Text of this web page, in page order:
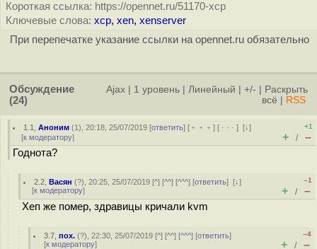
Короткая ссылка: https://opennet.ru/51170-xcp
Ключевые слова: xcp, xen, xenserver
При перепечатке указание ссылки на opennet.ru обязательно
Обсуждение
(24)
Ajax 1 уровень Линейный +/-
Раскрыть
всё
RSS
1.1 ,Аноним (1), 20:18, 25/07/2019 [ответить] [ ﹢﹢﹢] [ · · ·][↓]
[к модератору]
+1
+ / –
Годнота?
2.2 ,Васян (?), 20:25, 25/07/2019 [^] [^^] [^^^] [ответить][↓]
[к модератору]
–1
+ / –
Хеп же помер, здравицы кричали kvm
3.7 ,пох. (?), 22:30, 25/07/2019 [^] [^^] [^^^] [ответить]
[к модератору]
–4
+ / –